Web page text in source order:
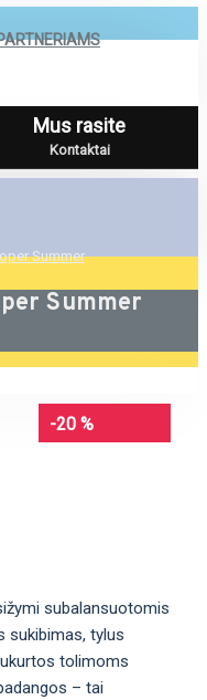
Mus rasite
Kontaktai
Summer
Summer
-20 %
subalansuotomis
sukibimas, tylus
tolimoms
– tai